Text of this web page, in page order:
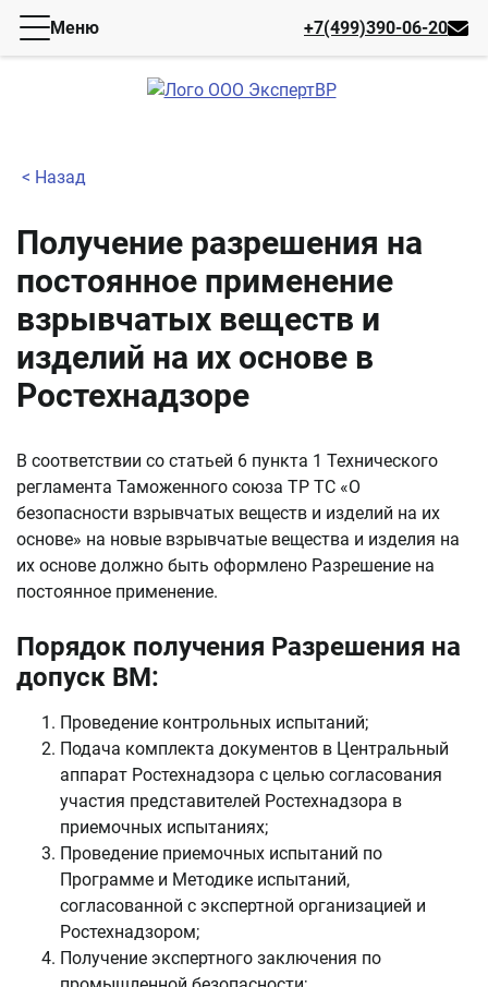
Меню +7(499)390-06-20
< Назад
Получение разрешения на
постоянное применение
взрывчатых веществ и
изделий на их основе в
Ростехнадзоре
В соответствии со статьей 6 пункта 1 Технического
регламента Таможенного союза ТР ТС «О
безопасности взрывчатых веществ и изделий на их
основе» на новые взрывчатые вещества и изделия на
их основе должно быть оформлено Разрешение на
постоянное применение.
Порядок получения Разрешения на
допуск ВМ:
Проведение контрольных испытаний;
Подача комплекта документов в Центральный
аппарат Ростехнадзора с целью согласования
участия представителей Ростехнадзора в
приемочных испытаниях;
Проведение приемочных испытаний по
Программе и Методике испытаний,
согласованной с экспертной организацией и
Ростехнадзором;
Получение экспертного заключения по